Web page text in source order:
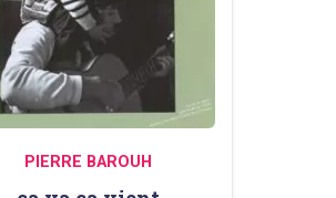
PIERRE BAROUH